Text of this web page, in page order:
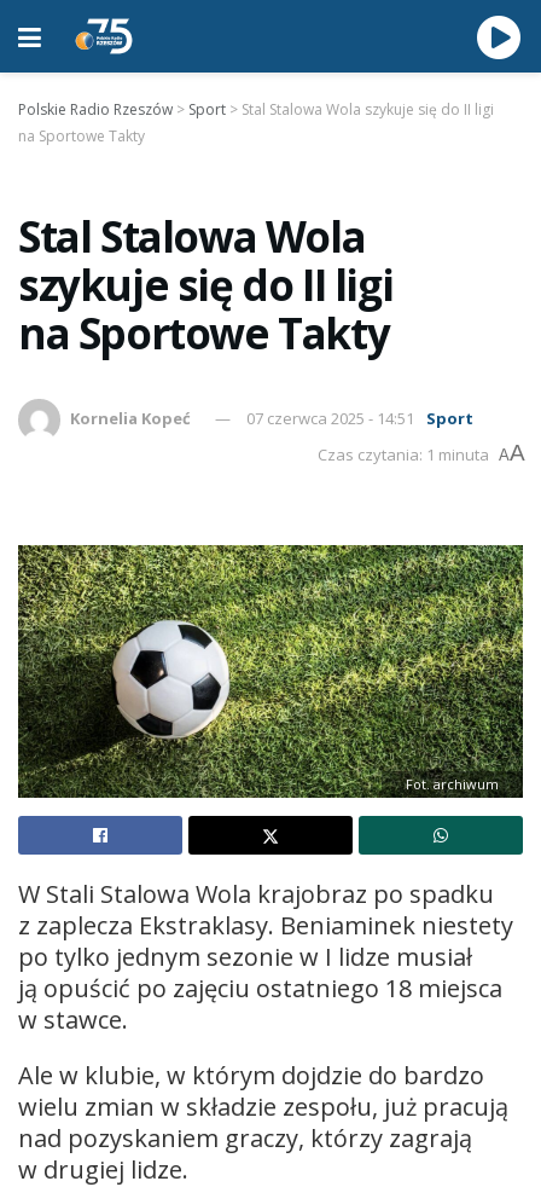
Polskie Radio Rzeszów > Sport > Stal Stalowa Wola szykuje się do II ligi
na Sportowe Takty
Stal Stalowa Wola
szykuje się do II ligi
na Sportowe Takty
Kornelia Kopeć 07 czerwca 2025 - 14:51
Sport
Czas czytania: 1 minuta AA
Fot. archiwum
W Stali Stalowa Wola krajobraz po spadku
z zaplecza Ekstraklasy. Beniaminek niestety
po tylko jednym sezonie w I lidze musiał
ją opuścić po zajęciu ostatniego 18 miejsca
w stawce.
Ale w klubie, w którym dojdzie do bardzo
wielu zmian w składzie zespołu, już pracują
nad pozyskaniem graczy, którzy zagrają
w drugiej lidze.